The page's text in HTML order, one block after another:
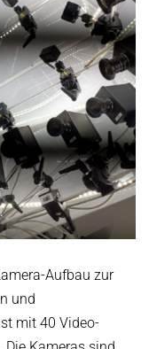
Aufbau zur
und
mit 40 Video-